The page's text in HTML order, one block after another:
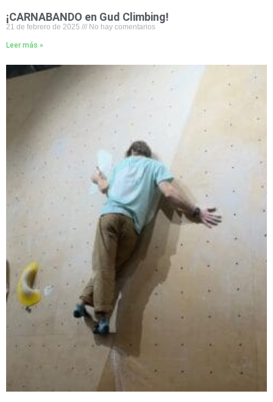
¡CARNABANDO en Gud Climbing!
21 de febrero de 2025 No hay comentarios
Leer más »